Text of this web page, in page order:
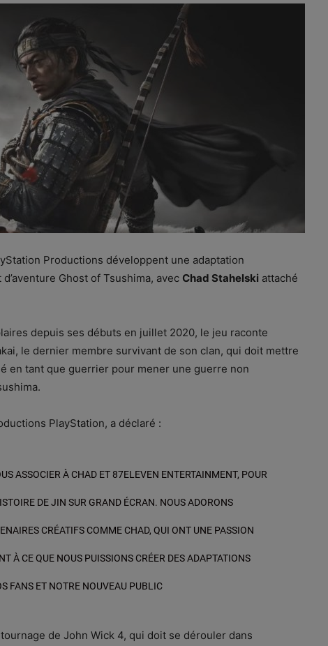
Productions développent une adaptation
Ghost of Tsushima, avec Chad Stahelski attaché
depuis ses débuts en juillet 2020, le jeu raconte
le dernier membre survivant de son clan, qui doit mettre
en tant que guerrier pour mener une guerre non
PlayStation, a déclaré :
ASSOCIER À CHAD ET 87ELEVEN ENTERTAINMENT, POUR
DE JIN SUR GRAND ÉCRAN. NOUS ADORONS
CRÉATIFS COMME CHAD, QUI ONT UNE PASSION
À CE QUE NOUS PUISSIONS CRÉER DES ADAPTATIONS
FANS ET NOTRE NOUVEAU PUBLIC
de John Wick 4, qui doit se dérouler dans